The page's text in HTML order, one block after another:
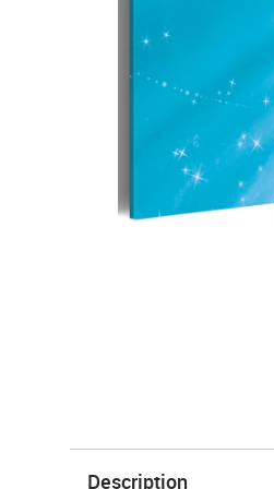
Description